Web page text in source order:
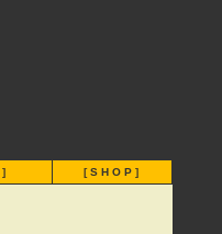
] [SHOP ]